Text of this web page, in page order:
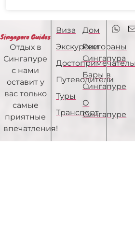
Отдых в
Сингапуре
с нами
оставит у
вас только
самые
приятные
впечатления!
Виза
Экскурсии
Путеводители
Туры
Транспорт
Дом
Рестораны
Сингапура
Бары в
Сингапуре
О
Сингапуре